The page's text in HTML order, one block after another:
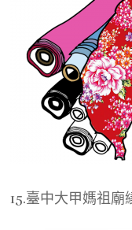
15.臺中大甲媽祖廟